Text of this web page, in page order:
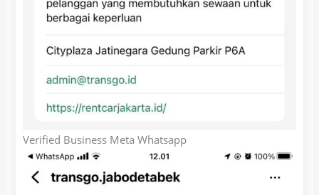
Verified Business Meta Whatsapp